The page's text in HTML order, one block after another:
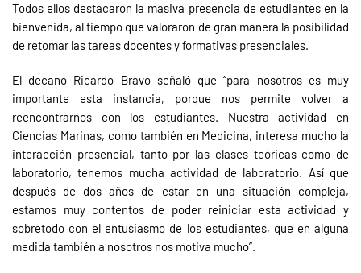
Todos ellos destacaron la masiva presencia de estudiantes en la
bienvenida, al tiempo que valoraron de gran manera la posibilidad
de retomar las tareas docentes y formativas presenciales.
El decano Ricardo Bravo señaló que “para nosotros es muy
importante esta instancia, porque nos permite volver a
reencontrarnos con los estudiantes. Nuestra actividad en
Ciencias Marinas, como también en Medicina, interesa mucho la
interacción presencial, tanto por las clases teóricas como de
laboratorio, tenemos mucha actividad de laboratorio. Así que
después de dos años de estar en una situación compleja,
estamos muy contentos de poder reiniciar esta actividad y
sobretodo con el entusiasmo de los estudiantes, que en alguna
medida también a nosotros nos motiva mucho”.